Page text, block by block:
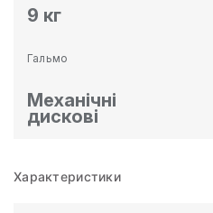
9 кг
Гальмо
Механічні
дискові
Характеристики